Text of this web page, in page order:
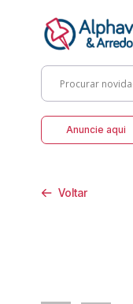
Anuncie aqui
Voltar